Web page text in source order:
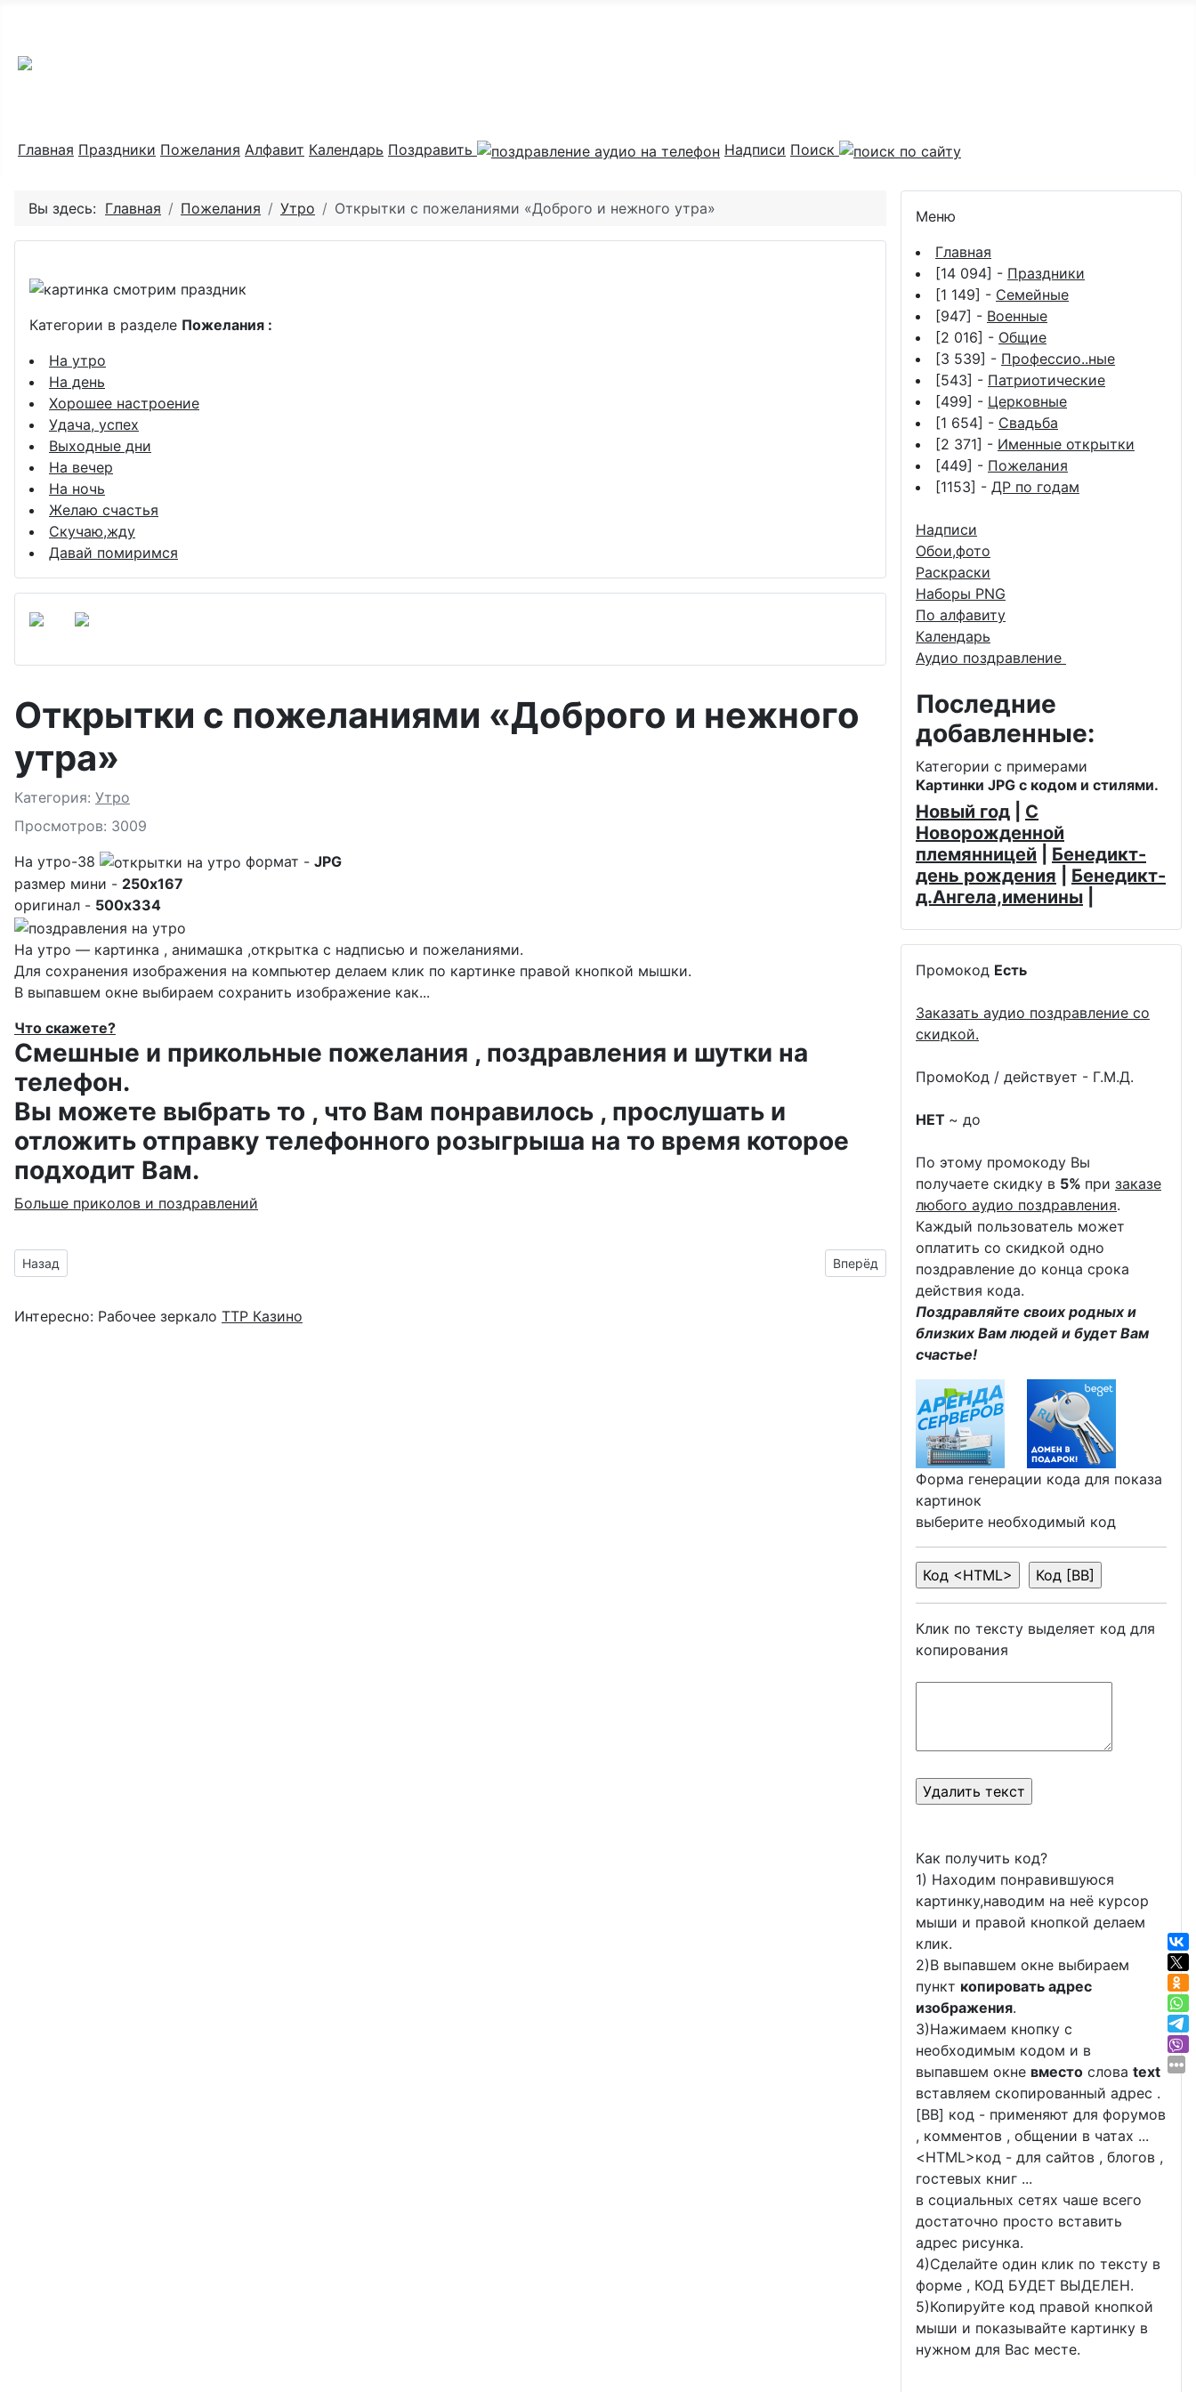
Главная Праздники Пожелания Алфавит Календарь Поздравить Надписи Поиск
Вы здесь: Главная Пожелания Утро Открытки с пожеланиями «Доброго и нежного утра»
Категории в разделе Пожелания :
На утро
На день
Хорошее настроение
Удача, успех
Выходные дни
На вечер
На ночь
Желаю счастья
Скучаю,жду
Давай помиримся
Открытки с пожеланиями «Доброго и нежного
утра»
Подробности
Категория: Утро
Просмотров: 3009
На утро-38
формат - JPG
размер мини - 250x167
оригинал - 500x334
На утро — картинка , анимашка ,открытка с надписью и пожеланиями.
Для сохранения изображения на компьютер делаем клик по картинке правой кнопкой мышки.
В выпавшем окне выбираем сохранить изображение как...
Что скажете?
Смешные и прикольные пожелания , поздравления и шутки на
телефон.
Вы можете выбрать то , что Вам понравилось , прослушать и
отложить отправку телефонного розыгрыша на то время которое
подходит Вам.
Больше приколов и поздравлений
Предыдущий материал: открытки с Добрым утром
Назад Следующий материал: Пожелания «Нежного утра»
Вперёд
Интересно: Рабочее зеркало ТТР Казино
Меню
Главная
[14 094] - Праздники
[1 149] - Семейные
[947] - Военные
[2 016] - Общие
[3 539] - Профессио..ные
[543] - Патриотические
[499] - Церковные
[1 654] - Свадьба
[2 371] - Именные открытки
[449] - Пожелания
[1153] - ДР по годам
Надписи
Обои,фото
Раскраски
Наборы PNG
По алфавиту
Календарь
Аудио поздравление
Последние
добавленные:
Категории с примерами
Картинки JPG с кодом и стилями.
Новый год
С
Новорожденной
племянницей
Бенедикт-
день рождения
Бенедикт-
д.Ангела,именины
Промокод Есть
Заказать аудио поздравление со
скидкой.
ПромоКод / действует - Г.М.Д.
НЕТ ~ до
По этому промокоду Вы
получаете скидку в 5% при заказе
любого аудио поздравления.
Каждый пользователь может
оплатить со скидкой одно
поздравление до конца срока
действия кода.
Поздравляйте своих родных и
близких Вам людей и будет Вам
счастье!
Форма генерации кода для показа
картинок
выберите необходимый код
Клик по тексту выделяет код для
копирования
Как получить код?
1) Находим понравившуюся
картинку,наводим на неё курсор
мыши и правой кнопкой делаем
клик.
2)В выпавшем окне выбираем
пункт копировать адрес
изображения.
3)Нажимаем кнопку с
необходимым кодом и в
выпавшем окне вместо слова text
вставляем скопированный адрес .
[BB] код - применяют для форумов
, комментов , общении в чатах ...
<HTML>код - для сайтов , блогов ,
гостевых книг ...
в социальных сетях чаше всего
достаточно просто вставить
адрес рисунка.
4)Сделайте один клик по тексту в
форме , КОД БУДЕТ ВЫДЕЛЕН.
5)Копируйте код правой кнопкой
мыши и показывайте картинку в
нужном для Вас месте.